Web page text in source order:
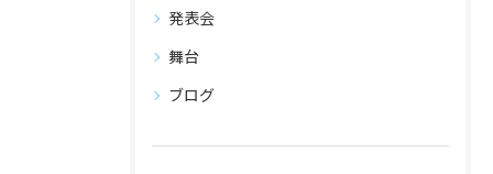
発表会
舞台
ブログ